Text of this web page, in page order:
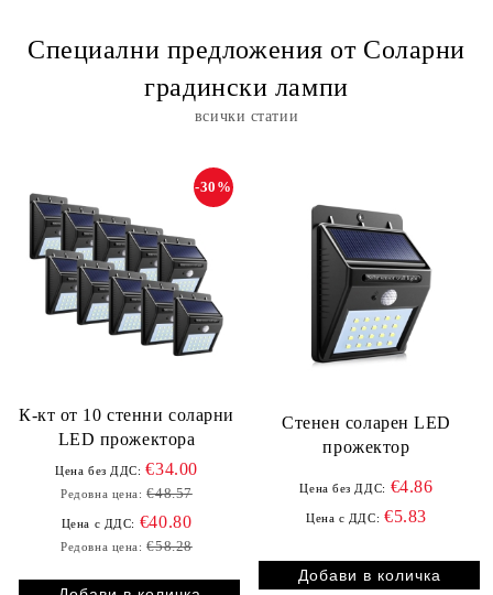
Специални предложения от Соларни
градински лампи
всички статии
К-кт от 10 стенни соларни
LED прожектора
-30%
Цена без ДДС: €34.00
Редовна цена: €48.57
Цена с ДДС: €40.80
Редовна цена: €58.28
Стенен соларен LED
прожектор
Цена без ДДС: €4.86
Цена с ДДС: €5.83